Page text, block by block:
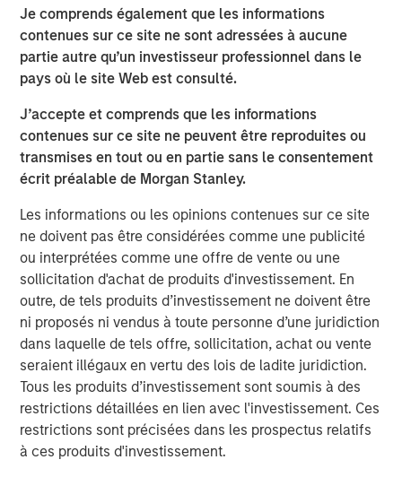
Je comprends également que les informations
contenues sur ce site ne sont adressées à aucune
partie autre qu’un investisseur professionnel dans le
pays où le site Web est consulté.
J’accepte et comprends que les informations
contenues sur ce site ne peuvent être reproduites ou
transmises en tout ou en partie sans le consentement
écrit préalable de Morgan Stanley.
Les informations ou les opinions contenues sur ce site
ne doivent pas être considérées comme une publicité
ou interprétées comme une offre de vente ou une
sollicitation d'achat de produits d'investissement. En
outre, de tels produits d’investissement ne doivent être
ni proposés ni vendus à toute personne d’une juridiction
dans laquelle de tels offre, sollicitation, achat ou vente
seraient illégaux en vertu des lois de ladite juridiction.
Tous les produits d’investissement sont soumis à des
restrictions détaillées en lien avec l'investissement. Ces
restrictions sont précisées dans les prospectus relatifs
à ces produits d'investissement.
for Manna Pro to continue this positive trajectory as they
enter a new phase with the exceptional team at Carlyle. ”
“We’re excited to partner again with John Howe and the
talented Manna Pro management team, as we have
known many of the key business leaders for more than
six years,” said David Basto, a Carlyle Managing Director.
“Our prior partnership with Manna Pro was a great
success, and the business’ momentum has only
fragmentation in the categories in which the Company
plays give us a high degree of confidence in the
opportunities ahead for Manna Pro.”
“Strong execution and enduring category tailwinds are
driving exceptional growth for Manna Pro, and we believe
there is meaningful runway for continued expansion, both
domestically and internationally,” said Jay Sammons,
Carlyle’s Head of Global Consumer, Media & Retail. “With
multiple avenues for future value creation, including
growing the core business and increasing the scale of
acquisitions, we look forward to supporting the